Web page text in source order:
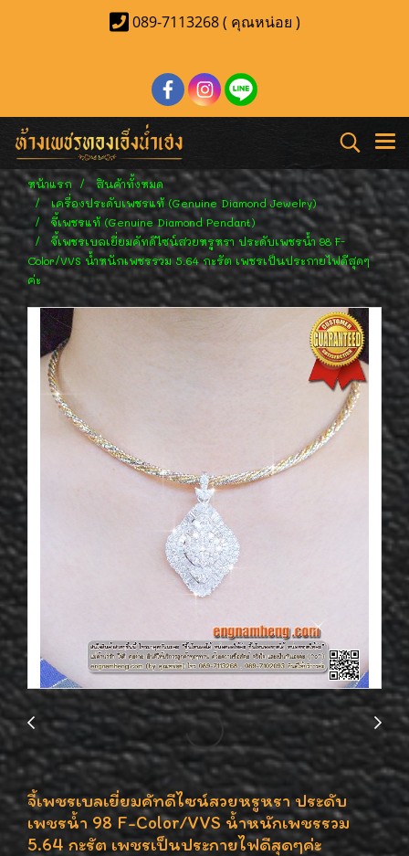
089-7113268 ( คุณหน่อย )
หน้าแรก
สินค้าทั้งหมด
เครื่องประดับเพชรแท้ (Genuine Diamond Jewelry)
จี้เพชรแท้ (Genuine Diamond Pendant)
จี้เพชรเบลเยี่ยมคัทดีไซน์สวยหรูหรา ประดับเพชรน้ำ 98 F-
Color/VVS น้ำหนักเพชรรวม 5.64 กะรัต เพชรเป็นประกายไฟดีสุดๆ
ค่ะ
จี้เพชรเบลเยี่ยมคัทดีไซน์สวยหรูหรา ประดับ
เพชรน้ำ 98 F-Color/VVS น้ำหนักเพชรรวม
5.64 กะรัต เพชรเป็นประกายไฟดีสุดๆค่ะ